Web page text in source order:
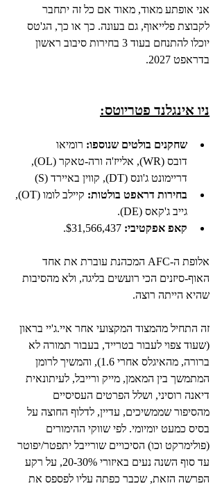
אני אופתע מאוד, מאוד אם כל זה יתחבר
לקבוצת פלייאוף, גם בעונה. כך או כך, הג'טס
יוכלו להתנחם בעוד 3 בחירות סיבוב ראשון
בדראפט 2027.
ניו אינגלנד פטריוטס:
שחקנים בולטים שנוספו: רומיאו
דובס (WR), אלייז'ה ורה-טאקר (OL),
דריימונט ג'ונס (DT), קווין באיירד (S)
בחירות דראפט בולטות:
קיילב לומו (OT),
גייב ג'קאס (DE).
קאפ אפקטיבי:
אלופת ה-AFC המכהנת עוברת את אחד
האוף-סיזנים הכי רועשים בליגה, ולא מהסיבות
שהיא הייתה רוצה.
זה התחיל מהמצוד המקצועי אחר איי.ג'יי בראון
(שעוד צפוי לעבור בטרייד, בעבור תמורה לא
ברורה, מהאיגלס אחרי 1.6), והמשיך לרומן
המתמשך בין המאמן, מייק ורייבל, לעיתונאית
דיאנה רוסיני, ושלל הפרטים העסיסיים
מהסיפור שממשיכים, עדיין, לדלוף החוצה על
בסיס כמעט יומיומי. לפי שווקי ההימורים
(פולימרקט וכו) הסיכויים שורייבל יתפטר/יפוטר
עד סוף השנה נעים באיזורי 20-30%, על רקע
הפרשה הזאת, שכבר כפתה עליו לפספס את